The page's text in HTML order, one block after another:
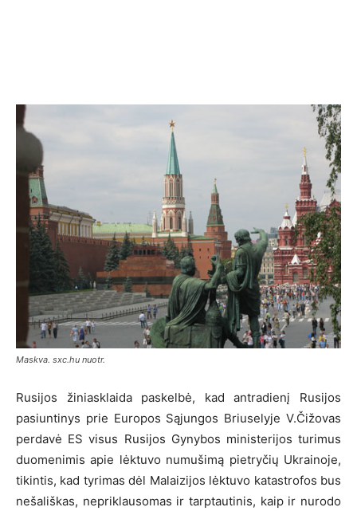
Maskva. sxc.hu nuotr.
Rusijos žiniasklaida paskelbė, kad antradienį Rusijos
pasiuntinys prie Europos Sąjungos Briuselyje V.Čižovas
perdavė ES visus Rusijos Gynybos ministerijos turimus
duomenimis apie lėktuvo numušimą pietryčių Ukrainoje,
tikintis, kad tyrimas dėl Malaizijos lėktuvo katastrofos bus
nešališkas, nepriklausomas ir tarptautinis, kaip ir nurodo